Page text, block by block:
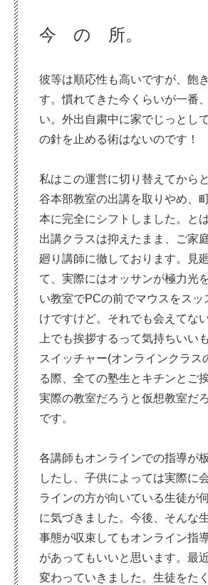
今 の 所。
彼等は順応性も高いですが、飽
す。慣れてきた今くらいが一番
い。外出自粛中に家でじっとし
の針を止める術はないのです！
私はこの運営に切り替えてから
谷本部教室の出講を取りやめ、
本に完全にシフトしました。と
出講クラスは抑えたまま、ご家
廻り講師に徹しております。見
て、実際にはオッサンが極力光
い教室でPCの前でマウスをスッ
けですけど。それでも会えてな
上でも挨拶するって気持ちいい
スイッチャー(オンラインクラス
る際、全ての塾生とキチンとご
実際の教室だろうと仮想教室だ
です。
各講師もオンラインでの指導が
したし、子供によっては実際に
ラインの方が向いている生徒が
に気づきました。今後、そんな
事態が収束してもオンライン指
があってもいいと思います。最
変わっていきました。生徒をた